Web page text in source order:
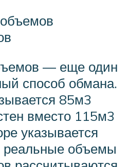
— еще один
способ обмана.
85м3
вместо 115м3
указывается
реальные объемы